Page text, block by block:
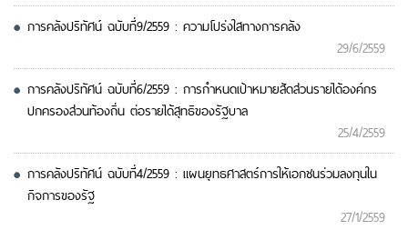
การคลังปริทัศน์ ฉบับที่9/2559 : ความโปร่งใสทางการคลัง
29/6/2559
การคลังปริทัศน์ ฉบับที่6/2559 : การกำหนดเป้าหมายสัดส่วนรายได้องค์กร
ปกครองส่วนท้องถิ่น ต่อรายได้สุทธิของรัฐบาล
25/4/2559
การคลังปริทัศน์ ฉบับที่4/2559 : แผนยุทธศาสตร์การให้เอกชนร่วมลงทุนใน
กิจการของรัฐ
27/1/2559